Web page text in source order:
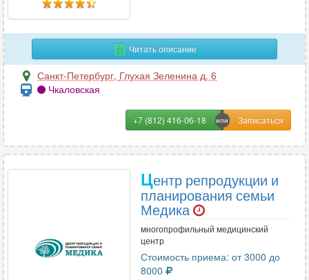
П
Паразитология
33
1
102
196
Психотерапия 114
Читать описание
Санкт-Петербург, Глухая Зеленина д. 6
Чкаловская
+7 (812) 416-06-18
Центр репродукции и
планирования семьи
Медика
многопрофильный медицинский
центр
Стоимость приема: от 3000 до
8000